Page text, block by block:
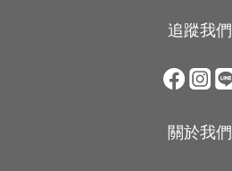
追蹤我們
關於我們